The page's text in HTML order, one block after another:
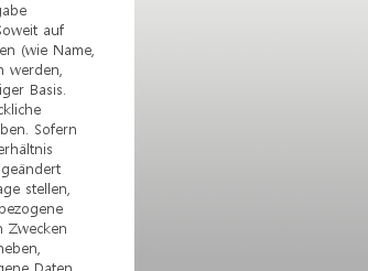
auf
(wie Name,
werden,
Basis.
Sofern
stellen,
Zwecken